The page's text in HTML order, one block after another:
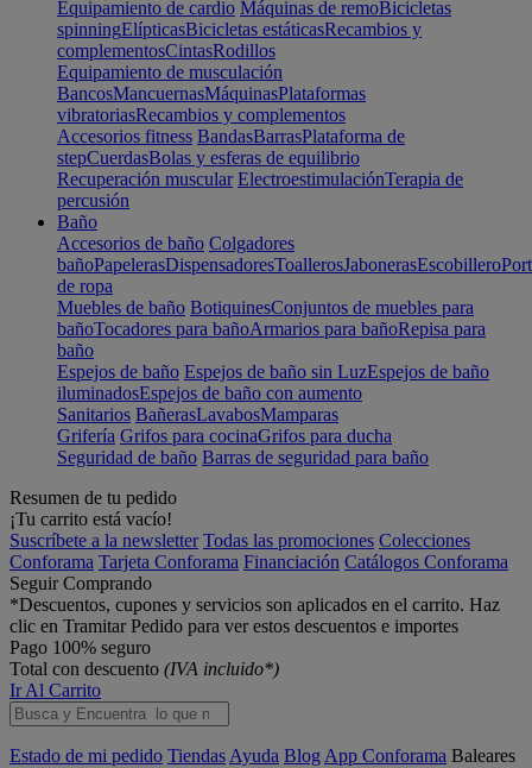
Equipamiento de cardio Máquinas de remoBicicletas
spinningElípticasBicicletas estáticasRecambios y
complementosCintasRodillos
Equipamiento de musculación
BancosMancuernasMáquinasPlataformas
vibratoriasRecambios y complementos
Accesorios fitness BandasBarrasPlataforma de
stepCuerdasBolas y esferas de equilibrio
Recuperación muscular ElectroestimulaciónTerapia de
percusión
Baño
Accesorios de baño Colgadores
bañoPapelerasDispensadoresToallerosJabonerasEscobillero
de ropa
Muebles de baño BotiquinesConjuntos de muebles para
bañoTocadores para bañoArmarios para bañoRepisa para
baño
Espejos de baño Espejos de baño sin LuzEspejos de baño
iluminadosEspejos de baño con aumento
Sanitarios BañerasLavabosMamparas
Grifería Grifos para cocinaGrifos para ducha
Seguridad de baño Barras de seguridad para baño
Resumen de tu pedido
¡Tu carrito está vacío!
Suscríbete a la newsletter Todas las promociones Colecciones
Conforama Tarjeta Conforama Financiación Catálogos Conforama
Seguir Comprando
*Descuentos, cupones y servicios son aplicados en el carrito. Haz
clic en Tramitar Pedido para ver estos descuentos e importes
Pago 100% seguro
Total con descuento (IVA incluido*)
Ir Al Carrito
Estado de mi pedido Tiendas Ayuda Blog App Conforama Baleares